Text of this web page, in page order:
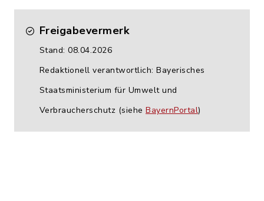
Freigabevermerk
Stand: 08.04.2026
Redaktionell verantwortlich: Bayerisches
Staatsministerium für Umwelt und
Verbraucherschutz (siehe BayernPortal)